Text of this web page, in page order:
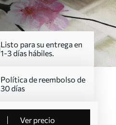
Listo para su entrega en
1-3 días hábiles.
Política de reembolso de
30 días
Ver precio